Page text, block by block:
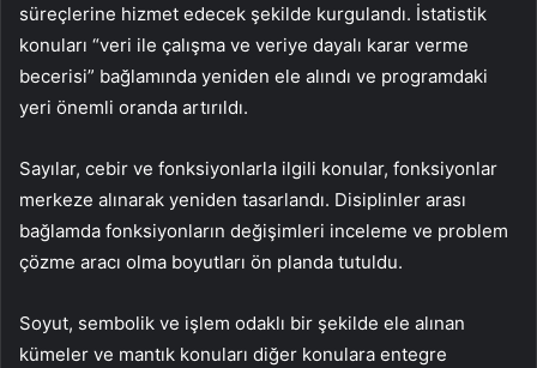
süreçlerine hizmet edecek şekilde kurgulandı. İstatistik
konuları “veri ile çalışma ve veriye dayalı karar verme
becerisi” bağlamında yeniden ele alındı ve programdaki
yeri önemli oranda artırıldı.
Sayılar, cebir ve fonksiyonlarla ilgili konular, fonksiyonlar
merkeze alınarak yeniden tasarlandı. Disiplinler arası
bağlamda fonksiyonların değişimleri inceleme ve problem
çözme aracı olma boyutları ön planda tutuldu.
Soyut, sembolik ve işlem odaklı bir şekilde ele alınan
kümeler ve mantık konuları diğer konulara entegre